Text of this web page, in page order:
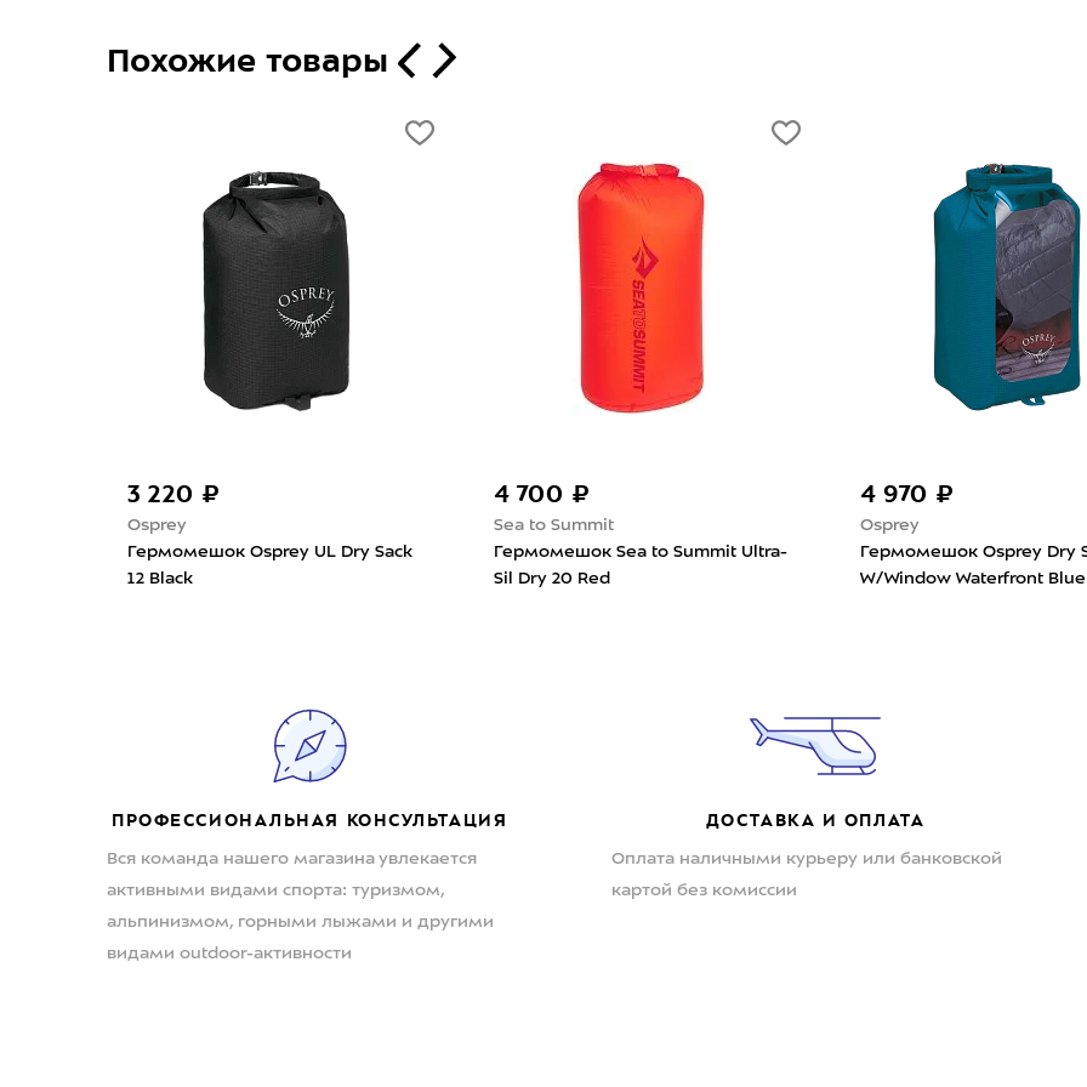
Похожие товары
3 220 ₽
Osprey
Гермомешок Osprey UL Dry Sack
12 Black
4 700 ₽
Sea to Summit
Гермомешок Sea to Summit Ultra-
Sil Dry 20 Red
4 970 ₽
Osprey
Гермомешок Osprey Dry
W/Window Waterfront Blue
ПРОФЕССИОНАЛЬНАЯ КОНСУЛЬТАЦИЯ
Вся команда нашего магазина увлекается
активными видами спорта: туризмом,
альпинизмом, горными лыжами и другими
видами outdoor-активности
ДОСТАВКА И ОПЛАТА
Оплата наличными курьеру или банковской
картой без комиссии